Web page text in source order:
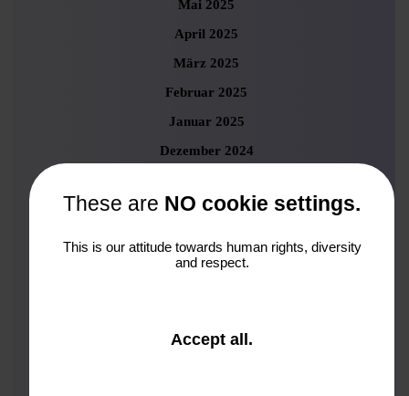
Mai 2025
April 2025
März 2025
Februar 2025
Januar 2025
Dezember 2024
Oktober 2024
August 2024
These are NO cookie settings.
This is our attitude towards human rights, diversity
and respect.
Accept all and
.